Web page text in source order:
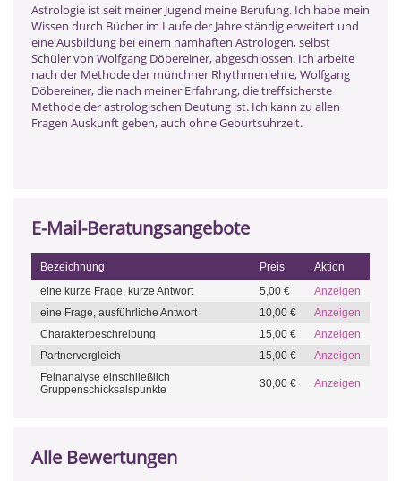
Astrologie ist seit meiner Jugend meine Berufung. Ich habe mein
Wissen durch Bücher im Laufe der Jahre ständig erweitert und
eine Ausbildung bei einem namhaften Astrologen, selbst
Schüler von Wolfgang Döbereiner, abgeschlossen. Ich arbeite
nach der Methode der münchner Rhythmenlehre, Wolfgang
Döbereiner, die nach meiner Erfahrung, die treffsicherste
Methode der astrologischen Deutung ist. Ich kann zu allen
Fragen Auskunft geben, auch ohne Geburtsuhrzeit.
E-Mail-Beratungsangebote
Bezeichnung Preis
Aktion
eine kurze Frage, kurze Antwort
5,00 €
Anzeigen
eine Frage, ausführliche Antwort
10,00 €
Anzeigen
Charakterbeschreibung
15,00 €
Anzeigen
Partnervergleich
15,00 €
Anzeigen
Feinanalyse einschließlich
Gruppenschicksalspunkte
30,00 € Anzeigen
Alle Bewertungen